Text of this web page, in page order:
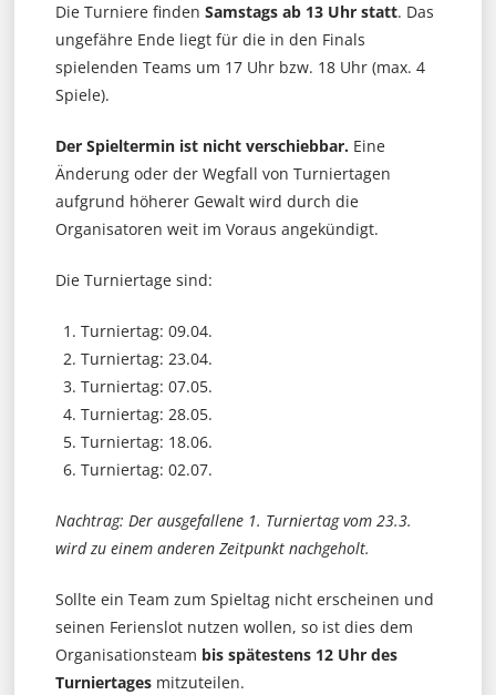
Die Turniere finden Samstags ab 13 Uhr statt. Das
ungefähre Ende liegt für die in den Finals
spielenden Teams um 17 Uhr bzw. 18 Uhr (max. 4
Spiele).
Der Spieltermin ist nicht verschiebbar.Eine
Änderung oder der Wegfall von Turniertagen
aufgrund höherer Gewalt wird durch die
Organisatoren weit im Voraus angekündigt.
Die Turniertage sind:
Turniertag: 09.04.
Turniertag: 23.04.
Turniertag: 07.05.
Turniertag: 28.05.
Turniertag: 18.06.
Turniertag: 02.07.
Nachtrag: Der ausgefallene 1. Turniertag vom 23.3.
wird zu einem anderen Zeitpunkt nachgeholt.
Sollte ein Team zum Spieltag nicht erscheinen und
seinen Ferienslot nutzen wollen, so ist dies dem
Organisationsteam bis spätestens 12 Uhr des
Turniertages mitzuteilen.